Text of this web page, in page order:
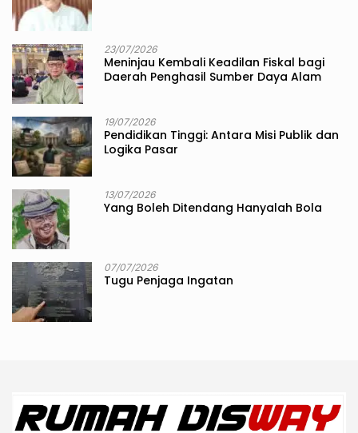
23/07/2026
Meninjau Kembali Keadilan Fiskal bagi
Daerah Penghasil Sumber Daya Alam
19/07/2026
Pendidikan Tinggi: Antara Misi Publik dan
Logika Pasar
13/07/2026
Yang Boleh Ditendang Hanyalah Bola
07/07/2026
Tugu Penjaga Ingatan